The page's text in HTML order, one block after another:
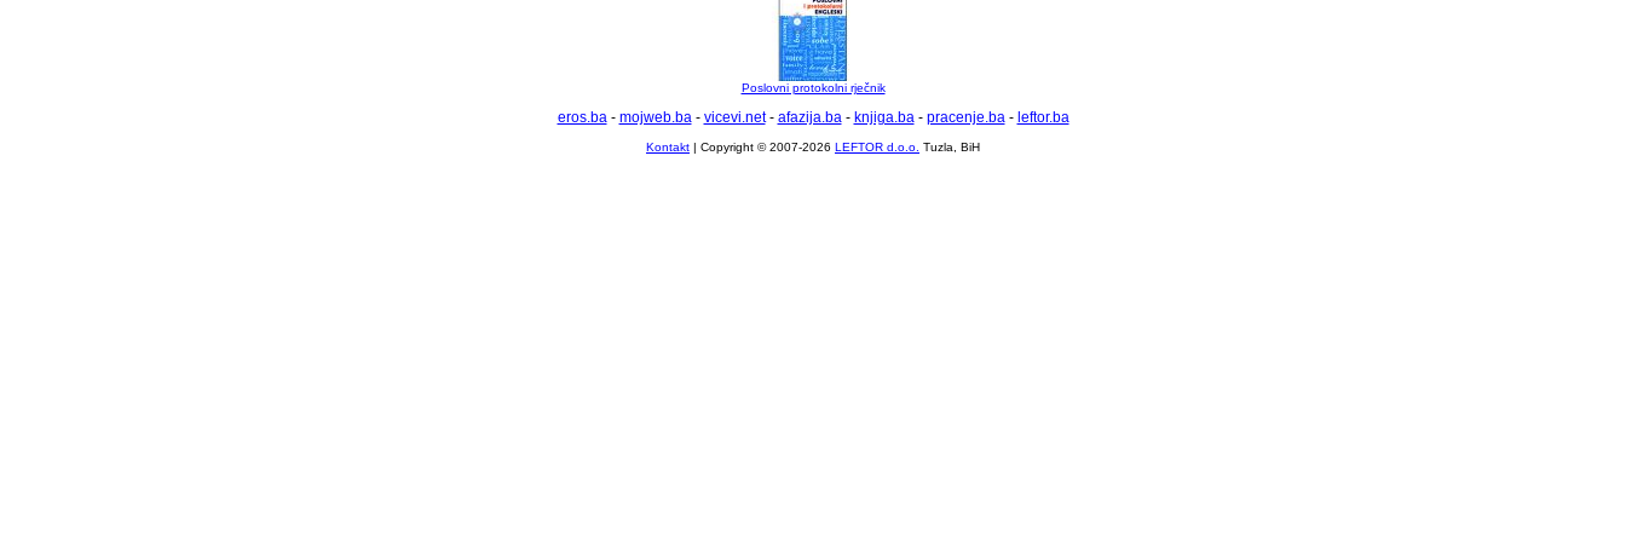
Poslovni protokolni rječnik
eros.ba- mojweb.ba- vicevi.net- afazija.ba- knjiga.ba- pracenje.ba- leftor.ba
Kontakt | Copyright © 2007-2026 LEFTOR d.o.o. Tuzla, BiH